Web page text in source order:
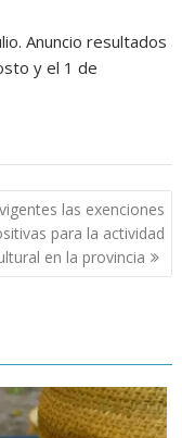
Anuncio resultados
y el 1 de
las exenciones
para la actividad
en la provincia